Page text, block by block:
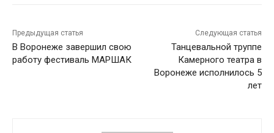
Предыдущая статья
В Воронеже завершил свою
работу фестиваль МАРШАК
Следующая статья
Танцевальной труппе
Камерного театра в
Воронеже исполнилось 5
лет